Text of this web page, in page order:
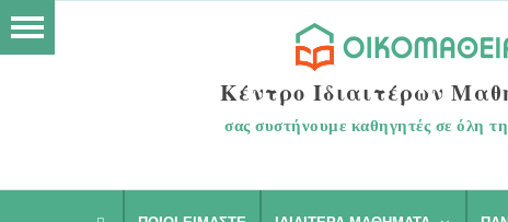
Κέντρο Ιδιαιτέρων
σας συστήνουμε καθηγητές σε όλη